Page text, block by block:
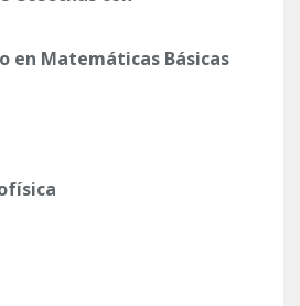
en Matemáticas Básicas